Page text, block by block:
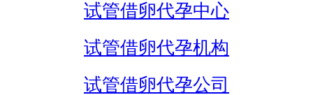
试管借卵代孕中心
试管借卵代孕机构
试管借卵代孕公司